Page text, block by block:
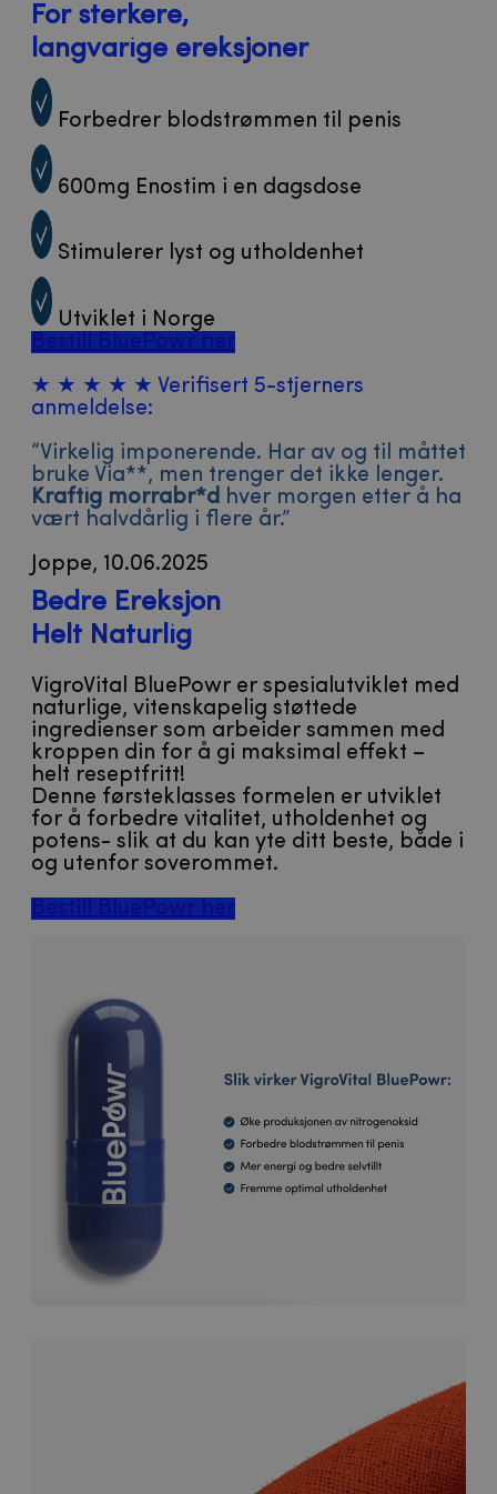
For sterkere,
langvarige ereksjoner
Forbedrer blodstrømmen til penis​
600mg Enostim i en dagsdose​
Stimulerer lyst og utholdenhet​
Utviklet i Norge
★ ★ ★ ★ ★ Verifisert 5-stjerners
anmeldelse:
“Virkelig imponerende. Har av og til måttet
bruke Via**, men trenger det ikke lenger.
Kraftig morrabr*d hver morgen etter å ha
vært halvdårlig i flere år.”
Joppe, 10.06.2025
Bedre Ereksjon
Helt Naturlig
VigroVital BluePowr er spesialutviklet med
naturlige, vitenskapelig støttede
ingredienser som arbeider sammen med
kroppen din for å gi maksimal effekt –
helt reseptfritt!​
Denne førsteklasses formelen er utviklet
for å forbedre vitalitet, utholdenhet og
potens- slik at du kan yte ditt beste, både i
og utenfor soverommet.